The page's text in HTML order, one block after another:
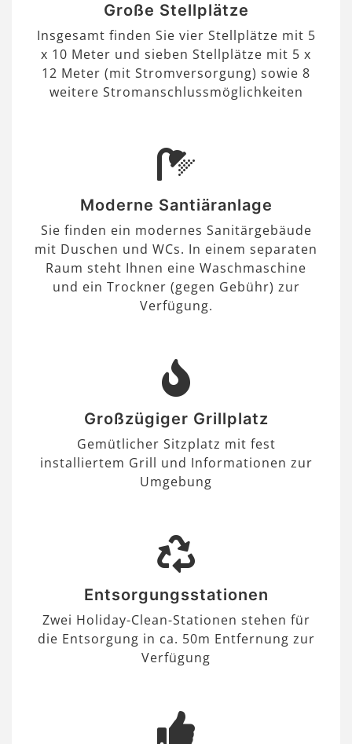
Große Stellplätze
Insgesamt finden Sie vier Stellplätze mit 5
x 10 Meter und sieben Stellplätze mit 5 x
12 Meter (mit Stromversorgung) sowie 8
weitere Stromanschlussmöglichkeiten
Moderne Santiäranlage
Sie finden ein modernes Sanitärgebäude
mit Duschen und WCs. In einem separaten
Raum steht Ihnen eine Waschmaschine
und ein Trockner (gegen Gebühr) zur
Verfügung.
Großzügiger Grillplatz
Gemütlicher Sitzplatz mit fest
installiertem Grill und Informationen zur
Umgebung
Entsorgungsstationen
Zwei Holiday-Clean-Stationen stehen für
die Entsorgung in ca. 50m Entfernung zur
Verfügung